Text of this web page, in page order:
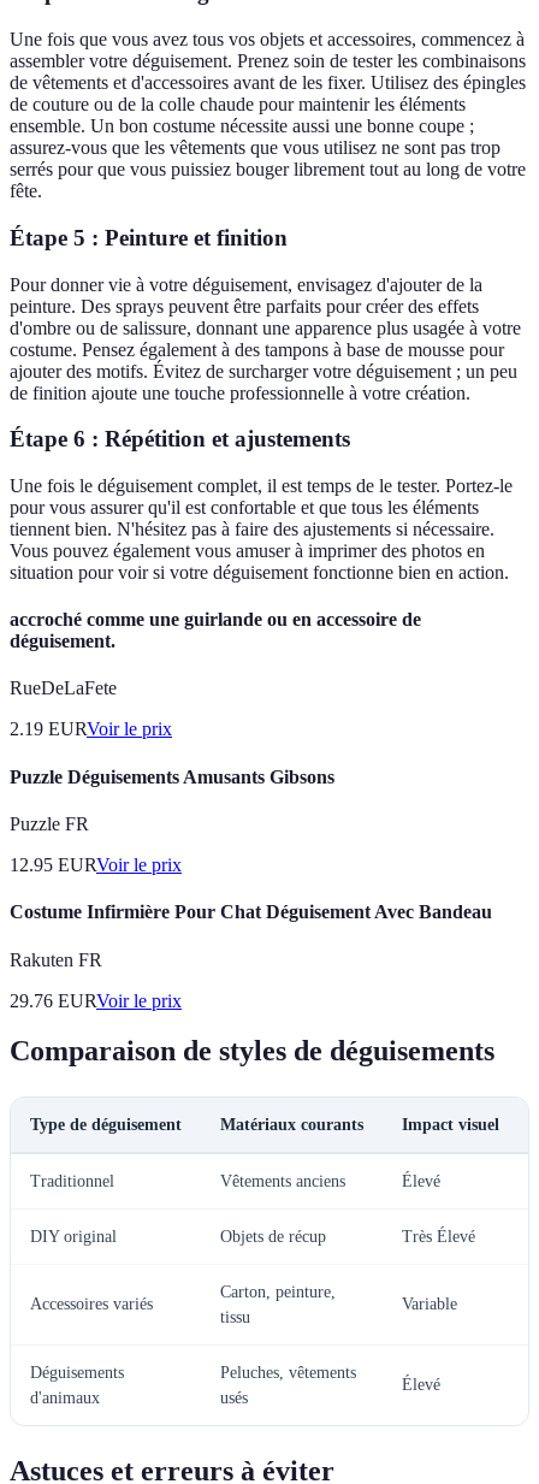
Une fois que vous avez tous vos objets et accessoires, commencez à
assembler votre déguisement. Prenez soin de tester les combinaisons
de vêtements et d'accessoires avant de les fixer. Utilisez des épingles
de couture ou de la colle chaude pour maintenir les éléments
ensemble. Un bon costume nécessite aussi une bonne coupe ;
assurez-vous que les vêtements que vous utilisez ne sont pas trop
serrés pour que vous puissiez bouger librement tout au long de votre
fête.
Étape 5 : Peinture et finition
Pour donner vie à votre déguisement, envisagez d'ajouter de la
peinture. Des sprays peuvent être parfaits pour créer des effets
d'ombre ou de salissure, donnant une apparence plus usagée à votre
costume. Pensez également à des tampons à base de mousse pour
ajouter des motifs. Évitez de surcharger votre déguisement ; un peu
de finition ajoute une touche professionnelle à votre création.
Étape 6 : Répétition et ajustements
Une fois le déguisement complet, il est temps de le tester. Portez-le
pour vous assurer qu'il est confortable et que tous les éléments
tiennent bien. N'hésitez pas à faire des ajustements si nécessaire.
Vous pouvez également vous amuser à imprimer des photos en
situation pour voir si votre déguisement fonctionne bien en action.
accroché comme une guirlande ou en accessoire de
déguisement.
RueDeLaFete
2.19 EURVoir le prix
Puzzle Déguisements Amusants Gibsons
Puzzle FR
12.95 EURVoir le prix
Costume Infirmière Pour Chat Déguisement Avec Bandeau
Rakuten FR
29.76 EURVoir le prix
Comparaison de styles de déguisements
Type de déguisement Matériaux courants Impact visuel
Traditionnel Vêtements anciens Élevé
DIY original Objets de récup Très Élevé
Accessoires variés
Carton, peinture,
tissu
Variable
Déguisements
d'animaux
Peluches, vêtements
usés
Élevé
Astuces et erreurs à éviter